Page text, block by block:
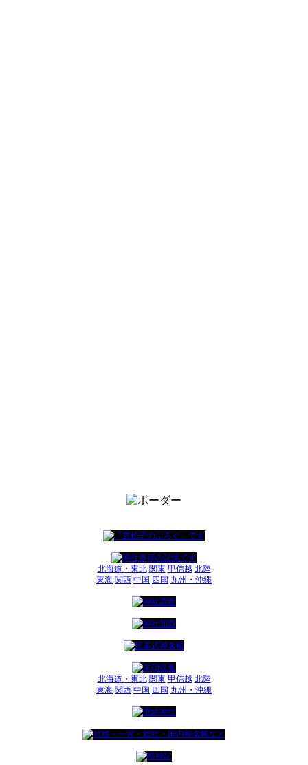
北海道・東北 関東 甲信越 北陸
東海 関西 中国 四国 九州・沖縄
北海道・東北 関東 甲信越 北陸
東海 関西 中国 四国 九州・沖縄